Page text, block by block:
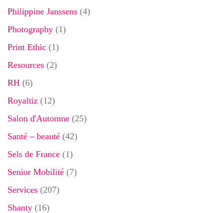
Philippine Janssens (4)
Photography (1)
Print Ethic (1)
Resources (2)
RH (6)
Royaltiz (12)
Salon d'Automne (25)
Santé – beauté (42)
Sels de France (1)
Senior Mobilité (7)
Services (207)
Shanty (16)